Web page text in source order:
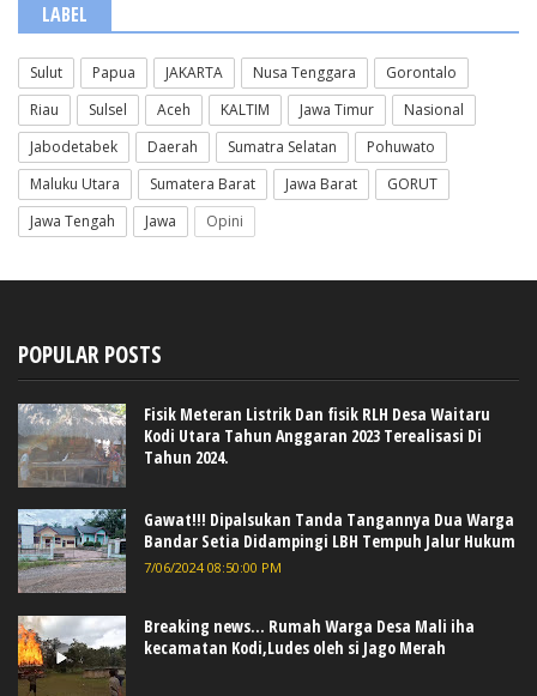
LABEL
Sulut Papua JAKARTA Nusa Tenggara
Gorontalo
Riau
Sulsel Aceh KALTIM Jawa Timur
Nasional
Jabodetabek
Daerah Sumatra Selatan
Pohuwato
Maluku Utara
Sumatera Barat Jawa Barat
GORUT
Jawa Tengah
Jawa Opini
POPULAR POSTS
Fisik Meteran Listrik Dan fisik RLH Desa Waitaru
Kodi Utara Tahun Anggaran 2023 Terealisasi Di
Tahun 2024.
Gawat!!! Dipalsukan Tanda Tangannya Dua Warga
Bandar Setia Didampingi LBH Tempuh Jalur Hukum
7/06/2024 08:50:00 PM
Breaking news... Rumah Warga Desa Mali iha
kecamatan Kodi,Ludes oleh si Jago Merah